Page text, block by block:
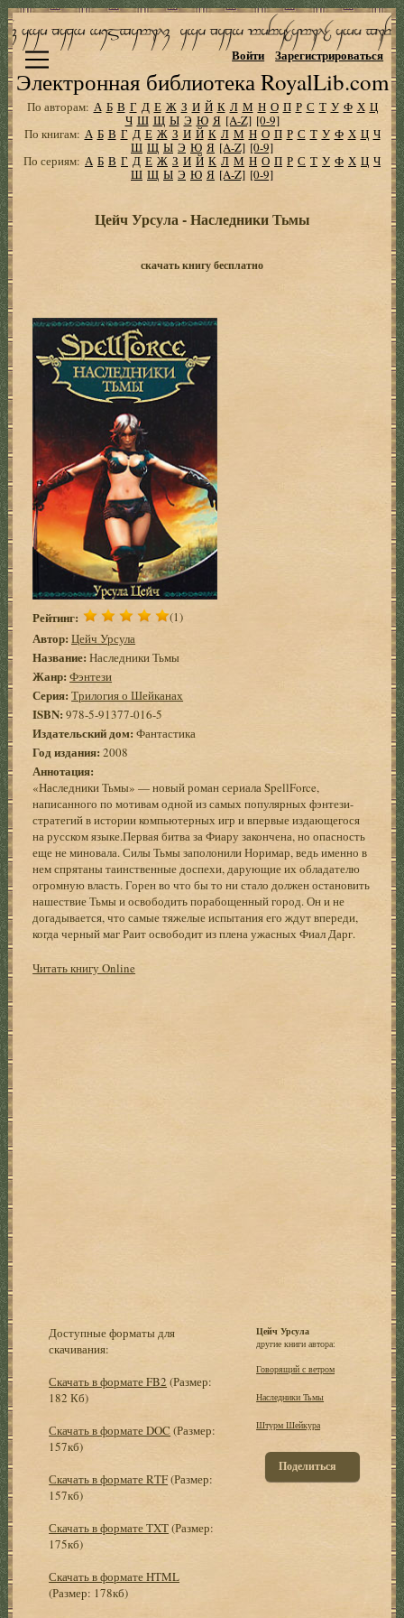
Электронная библиотека RoyalLib.com
Войти Зарегистрироваться
По авторам: А Б В Г Д Е Ж З И Й К Л М Н О П Р С Т У Ф Х Ц
Ч Ш Щ Ы Э Ю Я [A-Z] [0-9]
По книгам: А Б В Г Д Е Ж З И Й К Л М Н О П Р С Т У Ф Х Ц Ч
Ш Щ Ы Э Ю Я [A-Z] [0-9]
По сериям: А Б В Г Д Е Ж З И Й К Л М Н О П Р С Т У Ф Х Ц Ч
Ш Щ Ы Э Ю Я [A-Z] [0-9]
Цейч Урсула - Наследники Тьмы
скачать книгу бесплатно
Рейтинг: (1)
Автор: Цейч Урсула
Название: Наследники Тьмы
Жанр: Фэнтези
Серия: Трилогия о Шейканах
ISBN: 978-5-91377-016-5
Издательский дом: Фантастика
Год издания:2008
Аннотация:
«Наследники Тьмы» — новый роман сериала SpellForce,
написанного по мотивам одной из самых популярных фэнтези-
стратегий в истории компьютерных игр и впервые издающегося
на русском языке.Первая битва за Фиару закончена, но опасность
еще не миновала. Силы Тьмы заполонили Норимар, ведь именно в
нем спрятаны таинственные доспехи, дарующие их обладателю
огромную власть. Горен во что бы то ни стало должен остановить
нашествие Тьмы и освободить порабощенный город. Он и не
догадывается, что самые тяжелые испытания его ждут впереди,
когда черный маг Раит освободит из плена ужасных Фиал Дарг.
Читать книгу Online
Доступные форматы для
скачивания:
Скачать в формате FB2 (Размер:
182 Кб)
Скачать в формате DOC (Размер:
157кб)
Скачать в формате RTF(Размер:
157кб)
Скачать в формате TXT(Размер:
175кб)
Скачать в формате HTML
(Размер: 178кб)
Цейч Урсула
другие книги автора:
Говорящий с ветром
Наследники Тьмы
Штурм Шейкура
Поделиться